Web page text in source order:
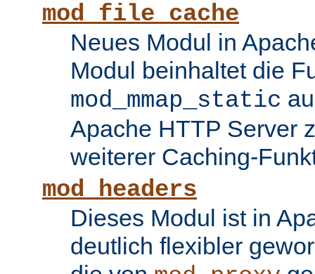
mod_file_cache
Neues Modul in
Modul beinhaltet die
mod_mmap_static
Apache HTTP Server
weiterer Caching-
mod_headers
Dieses Modul ist in
deutlich flexibler